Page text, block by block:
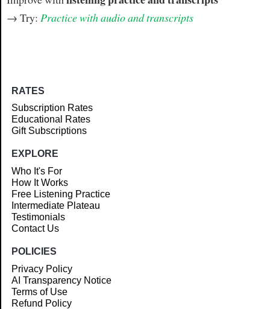
→ Try: Practice with audio and transcripts
RATES
Subscription Rates
Educational Rates
Gift Subscriptions
EXPLORE
Who It's For
How It Works
Free Listening Practice
Intermediate Plateau
Testimonials
Contact Us
POLICIES
Privacy Policy
AI Transparency Notice
Terms of Use
Refund Policy